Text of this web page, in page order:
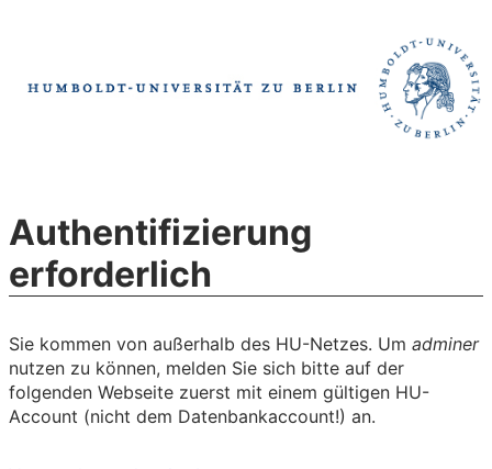
Authentifizierung
erforderlich
Sie kommen von außerhalb des HU-Netzes. Um adminer
nutzen zu können, melden Sie sich bitte auf der
folgenden Webseite zuerst mit einem gültigen HU-
Account (nicht dem Datenbankaccount!) an.